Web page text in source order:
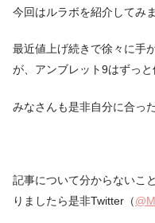
今回はルラボを紹介してみ
最近値上げ続きで徐々に手
が、アンブレット9はずっと
みなさんも是非自分に合っ
記事について分からないこ
りましたら是非Twitter（